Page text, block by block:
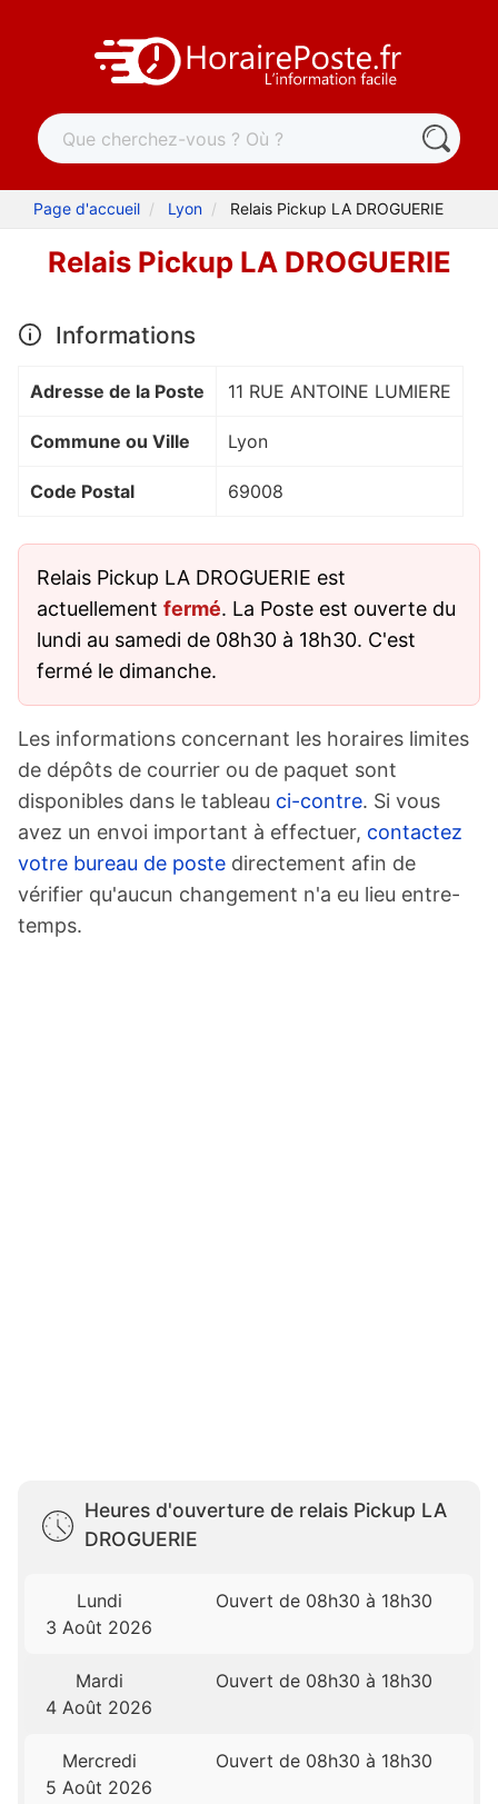
Page d'accueil Lyon Relais Pickup LA DROGUERIE
Relais Pickup LA DROGUERIE
Informations
Adresse de la Poste 11 RUE ANTOINE LUMIERE
Commune ou Ville Lyon
Code Postal 69008
Relais Pickup LA DROGUERIE est
actuellement fermé. La Poste est ouverte du
lundi au samedi de 08h30 à 18h30. C'est
fermé le dimanche.
Les informations concernant les horaires limites
de dépôts de courrier ou de paquet sont
disponibles dans le tableau ci-contre. Si vous
avez un envoi important à effectuer, contactez
votre bureau de poste directement afin de
vérifier qu'aucun changement n'a eu lieu entre-
temps.
Heures d'ouverture de relais Pickup LA
DROGUERIE
Lundi
3 Août 2026
Ouvert de 08h30 à 18h30
Mardi
4 Août 2026
Ouvert de 08h30 à 18h30
Mercredi
5 Août 2026
Ouvert de 08h30 à 18h30